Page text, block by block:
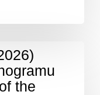
the